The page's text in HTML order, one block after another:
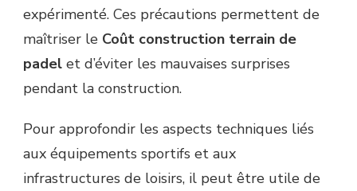
expérimenté. Ces précautions permettent de
maîtriser le Coût construction terrain de
padel et d’éviter les mauvaises surprises
pendant la construction.
Pour approfondir les aspects techniques liés
aux équipements sportifs et aux
infrastructures de loisirs, il peut être utile de